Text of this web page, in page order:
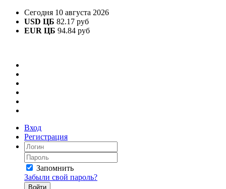
Сегодня 10 августа 2026
USD ЦБ 82.17 руб
EUR ЦБ 94.84 руб
Вход
Регистрация
Запомнить
Забыли свой пароль?